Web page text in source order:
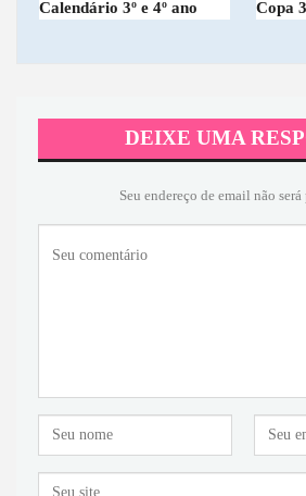
Calendário 3º e 4º ano Copa
DEIXE UMA
Seu endereço de email não